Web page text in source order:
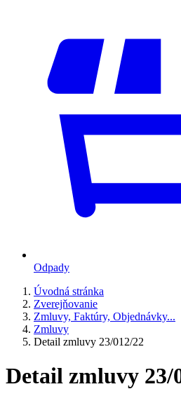
Odpady
Úvodná stránka
Zverejňovanie
Zmluvy, Faktúry, Objednávky...
Zmluvy
Detail zmluvy 23/012/22
Detail zmluvy 23/